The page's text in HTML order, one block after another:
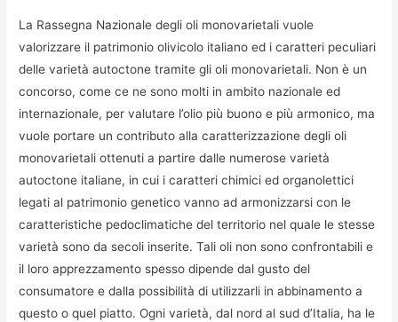
La Rassegna Nazionale degli oli monovarietali vuole
valorizzare il patrimonio olivicolo italiano ed i caratteri peculiari
delle varietà autoctone tramite gli oli monovarietali. Non è un
concorso, come ce ne sono molti in ambito nazionale ed
internazionale, per valutare l’olio più buono e più armonico, ma
vuole portare un contributo alla caratterizzazione degli oli
monovarietali ottenuti a partire dalle numerose varietà
autoctone italiane, in cui i caratteri chimici ed organolettici
legati al patrimonio genetico vanno ad armonizzarsi con le
caratteristiche pedoclimatiche del territorio nel quale le stesse
varietà sono da secoli inserite. Tali oli non sono confrontabili e
il loro apprezzamento spesso dipende dal gusto del
consumatore e dalla possibilità di utilizzarli in abbinamento a
questo o quel piatto. Ogni varietà, dal nord al sud d’Italia, ha le